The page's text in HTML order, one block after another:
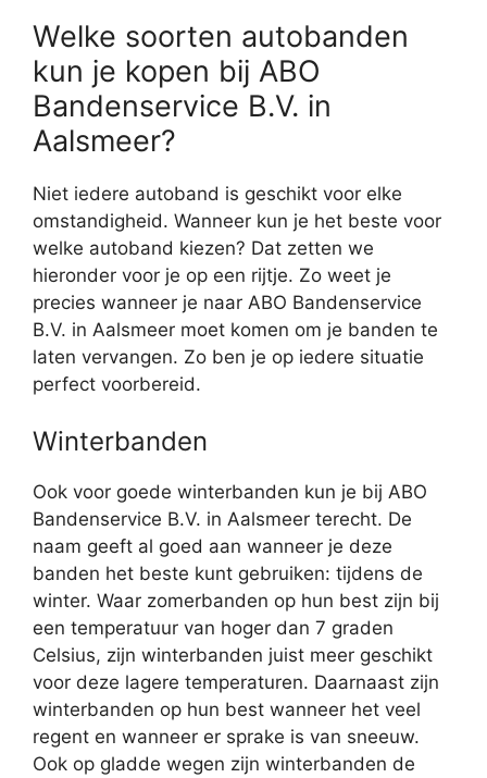
Welke soorten autobanden
kun je kopen bij ABO
Bandenservice B.V. in
Aalsmeer?
Niet iedere autoband is geschikt voor elke
omstandigheid. Wanneer kun je het beste voor
welke autoband kiezen? Dat zetten we
hieronder voor je op een rijtje. Zo weet je
precies wanneer je naar ABO Bandenservice
B.V. in Aalsmeer moet komen om je banden te
laten vervangen. Zo ben je op iedere situatie
perfect voorbereid.
Winterbanden
Ook voor goede winterbanden kun je bij ABO
Bandenservice B.V. in Aalsmeer terecht. De
naam geeft al goed aan wanneer je deze
banden het beste kunt gebruiken: tijdens de
winter. Waar zomerbanden op hun best zijn bij
een temperatuur van hoger dan 7 graden
Celsius, zijn winterbanden juist meer geschikt
voor deze lagere temperaturen. Daarnaast zijn
winterbanden op hun best wanneer het veel
regent en wanneer er sprake is van sneeuw.
Ook op gladde wegen zijn winterbanden de